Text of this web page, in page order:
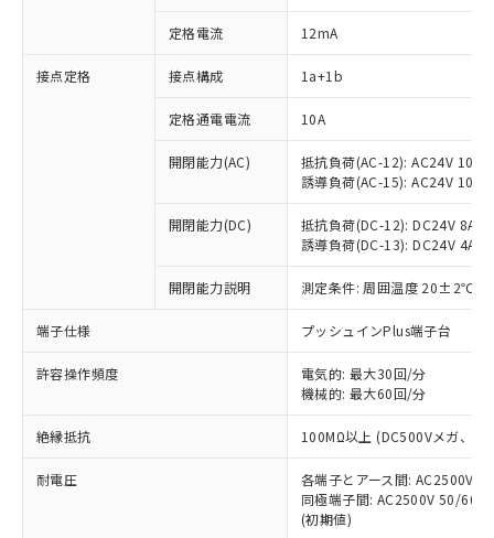
定格電流 12mA
接点定格 接点構成 1a+1b
定格通電電流 10A
開閉能力(AC)
抵抗負荷(AC-12): AC24V 10A/
誘導負荷(AC-15): AC24V
開閉能力(DC)
抵抗負荷(DC-12): DC24V 8A/
誘導負荷(DC-13): DC24V 4A/
開閉能力説明 測定条件: 周囲温度 20±2℃、
端子仕様 プッシュインPlus端子台
許容操作頻度
電気的: 最大30回/分
機械的: 最大60回/分
絶縁抵抗 100MΩ以上 (DC500Vメガ、点
耐電圧
各端子とアース間: AC2500V
同極端子間: AC2500V 50/
(初期値)
ご利用条件
ご利用ください。
本サービスは、当社制御機器事業取扱
商品の当社在庫状況および標準価格
(税抜)を提供させていただくもので
当社制御機器事業取扱商品の中には、
本サービスの対象外となる商品もある
ことをご了承ください。
在庫状況および標準価格照会結果は、
対応済み：EU RoHS指令（10物質）の
非含有に対応した製品が提供可能な商品で
対応予定：EU RoHS指令（10物質）の非含
有に対応した製品に切り替える予定のある
対応予定なし：EU RoHS指令（10物質）の
非含有に非対応の商品で、対応品を出す予
定はありません。
調査・確認中：EU RoHS指令（10物質）の
非含有の対応状況を調査中または確認中の
害物質有無と関係のない商品です。
仕入先様の事情により、非含有部品として
いたものが、含有品と判明した場合などや
むを得ず変更することがあります。
※1 中国RoHS○×表
「○」：最大均質材料含有率が中国RoHSの
基準値以下であることを示します。
「×」：最大均質材料含有率が中国RoHSの
基準値を超えていることを示します。
「－」：未確認です。当社販売部門へお問
当社は、これら貴社製品のうち、外国
為替および外国貿易法に定める商品